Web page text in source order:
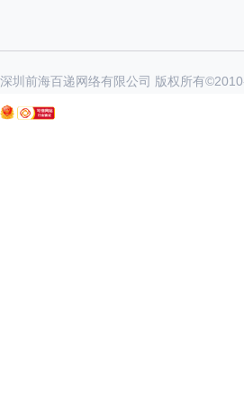
深圳前海百递网络有限公司 版权所有